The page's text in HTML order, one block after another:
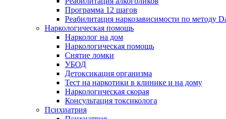
Программа 12 шагов
Реабилитация наркозависимости по методу
Наркологическая помощь
Нарколог на дом
Наркологическая помощь
Снятие ломки
УБОД
Детоксикация организма
Тест на наркотики в клинике и на дому
Наркологическая скорая
Консультация токсиколога
Психиатрия